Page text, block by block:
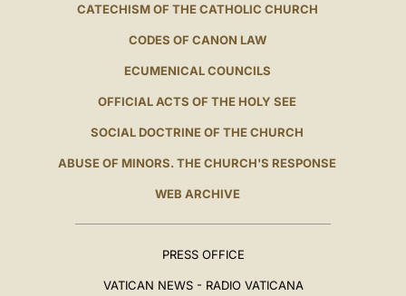
CATECHISM OF THE CATHOLIC CHURCH
CODES OF CANON LAW
ECUMENICAL COUNCILS
OFFICIAL ACTS OF THE HOLY SEE
SOCIAL DOCTRINE OF THE CHURCH
ABUSE OF MINORS. THE CHURCH'S RESPONSE
WEB ARCHIVE
PRESS OFFICE
VATICAN NEWS - RADIO VATICANA